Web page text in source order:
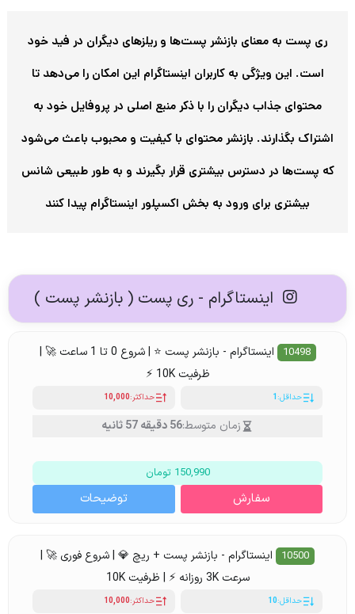
ری پست به معنای بازنشر پست‌ها و ریلزهای دیگران در فید خود
است. این ویژگی به کاربران اینستاگرام این امکان را می‌دهد تا
محتوای جذاب دیگران را با ذکر منبع اصلی در پروفایل خود به
اشتراک بگذارند. بازنشر محتوای با کیفیت و محبوب باعث می‌شود
که پست‌ها در دسترس بیشتری قرار بگیرند و به طور طبیعی شانس
بیشتری برای ورود به بخش اکسپلور اینستاگرام پیدا کنند
اینستاگرام - ری پست ( بازنشر پست )
10498
اینستاگرام - بازنشر پست ⭐ | شروع 0 تا 1 ساعت 🚀 |
ظرفیت 10K ⚡
حداقل: 1 حداکثر:10,000
زمان متوسط:56 دقیقه 57 ثانیه
150,990 تومان
سفارش توضیحات
10500
اینستاگرام - بازنشر پست + ریچ 💎 | شروع فوری 🚀 |
سرعت 3K روزانه ⚡ | ظرفیت 10K
حداقل:10 حداکثر:10,000